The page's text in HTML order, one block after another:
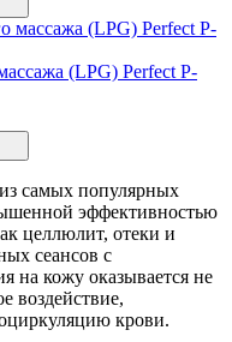
(LPG) Perfect P-
самых популярных
эффективностью
целлюлит, отеки и
сеансов с
на кожу оказывается не
воздействие,
крови.